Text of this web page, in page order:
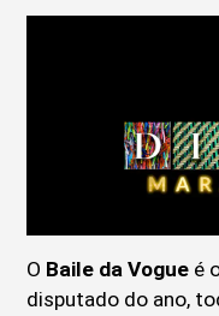
O Baile da Vogue é
disputado do ano,